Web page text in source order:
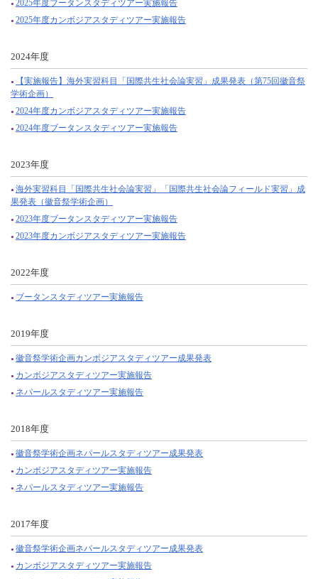
2025年度ブータンスタディツアー実施報告
2025年度カンボジアスタディツアー実施報告
2024年度
【実施報告】海外実習科目「国際共生社会論実習」成果発表（第75回徽音祭
学術企画）
2024年度カンボジアスタディツアー実施報告
2024年度ブータンスタディツアー実施報告
2023年度
海外実習科目「国際共生社会論実習」「国際共生社会論フィールド実習」成
果発表（徽音祭学術企画）
2023年度ブータンスタディツアー実施報告
2023年度カンボジアスタディツアー実施報告
2022年度
ブータンスタディツアー実施報告
2019年度
徽音祭学術企画カンボジアスタディツアー成果発表
カンボジアスタディツアー実施報告
ネパールスタディツアー実施報告
2018年度
徽音祭学術企画ネパールスタディツアー成果発表
カンボジアスタディツアー実施報告
ネパールスタディツアー実施報告
2017年度
徽音祭学術企画ネパールスタディツアー成果発表
カンボジアスタディツアー実施報告